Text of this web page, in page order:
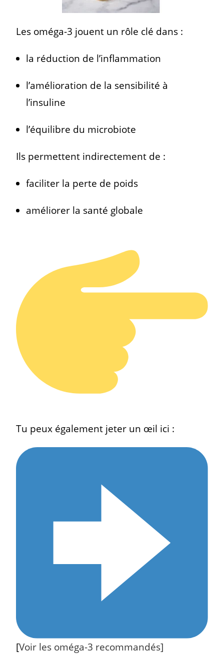
Les oméga-3 jouent un rôle clé dans :
la réduction de l’inflammation
l’amélioration de la sensibilité à
l’insuline
l’équilibre du microbiote
Ils permettent indirectement de :
faciliter la perte de poids
améliorer la santé globale
Tu peux également jeter un œil ici :
[Voir les oméga-3 recommandés]